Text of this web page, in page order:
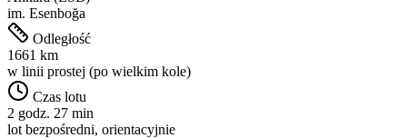
im. Esenboğa
Odległość
1661 km
w linii prostej (po wielkim kole)
Czas lotu
2 godz. 27 min
lot bezpośredni, orientacyjnie